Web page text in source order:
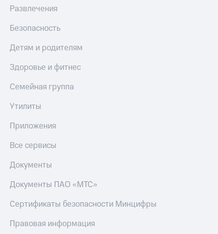
Развлечения
Безопасность
Детям и родителям
Здоровье и фитнес
Семейная группа
Утилиты
Приложения
Все сервисы
Документы
Документы ПАО «МТС»
Сертификаты безопасности Минцифры
Правовая информация